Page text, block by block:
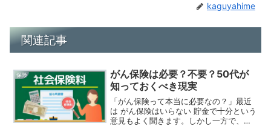
kaguyahime
関連記事
保険
がん保険は必要？不要？50代が
知っておくべき現実
「がん保険って本当に必要なの？」最近
は がん保険はいらない 貯金で十分という
意見もよく聞きます。しかし一方で、日